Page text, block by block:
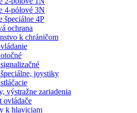
4-pólové 3N
špeciálne 4P
ochrana
k chráničom
joystiky
výstražne zariadenia
ovládače
k hlaviciam